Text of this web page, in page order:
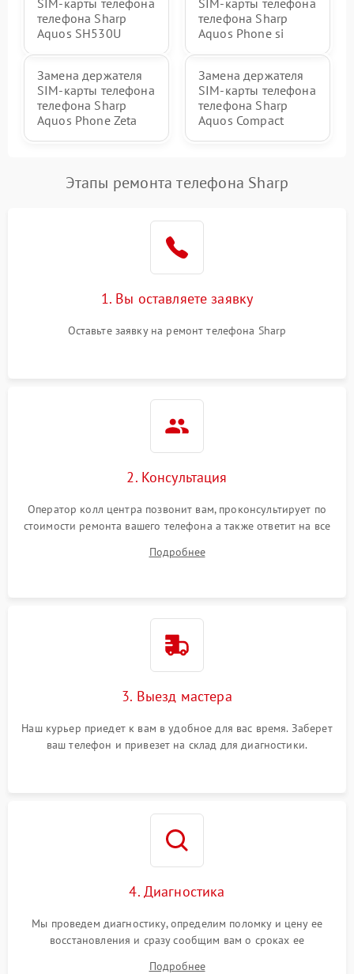
телефона Sharp
Aquos SH530U
телефона Sharp
Aquos Phone si
Замена держателя
SIM-карты телефона
телефона Sharp
Aquos Phone Zeta
Замена держателя
SIM-карты телефона
телефона Sharp
Aquos Compact
Этапы ремонта телефона Sharp
1. Вы оставляете заявку
Оставьте заявку на ремонт телефона Sharp
2. Консультация
Оператор колл центра позвонит вам, проконсультирует по
стоимости ремонта вашего телефона а также ответит на все
Подробнее
3. Выезд мастера
Наш курьер приедет к вам в удобное для вас время. Заберет
ваш телефон и привезет на склад для диагностики.
4. Диагностика
Мы проведем диагностику, определим поломку и цену ее
восстановления и сразу сообщим вам о сроках ее
Подробнее